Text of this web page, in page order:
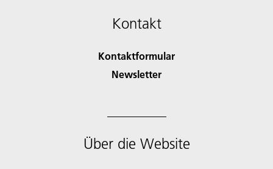
Kontakt
Kontaktformular
Newsletter
Über die Website